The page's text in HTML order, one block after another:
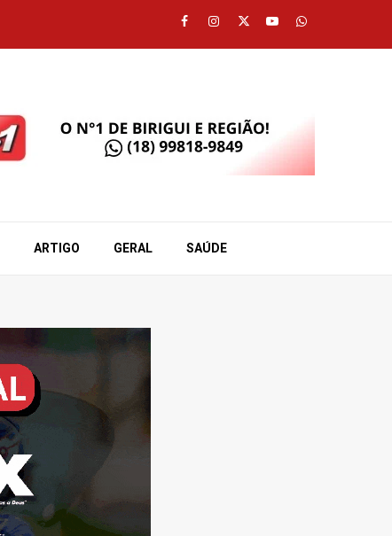
Facebook
Instagram
TwitterYoutubeWhatsapp
ARTIGO GERAL SAÚDE